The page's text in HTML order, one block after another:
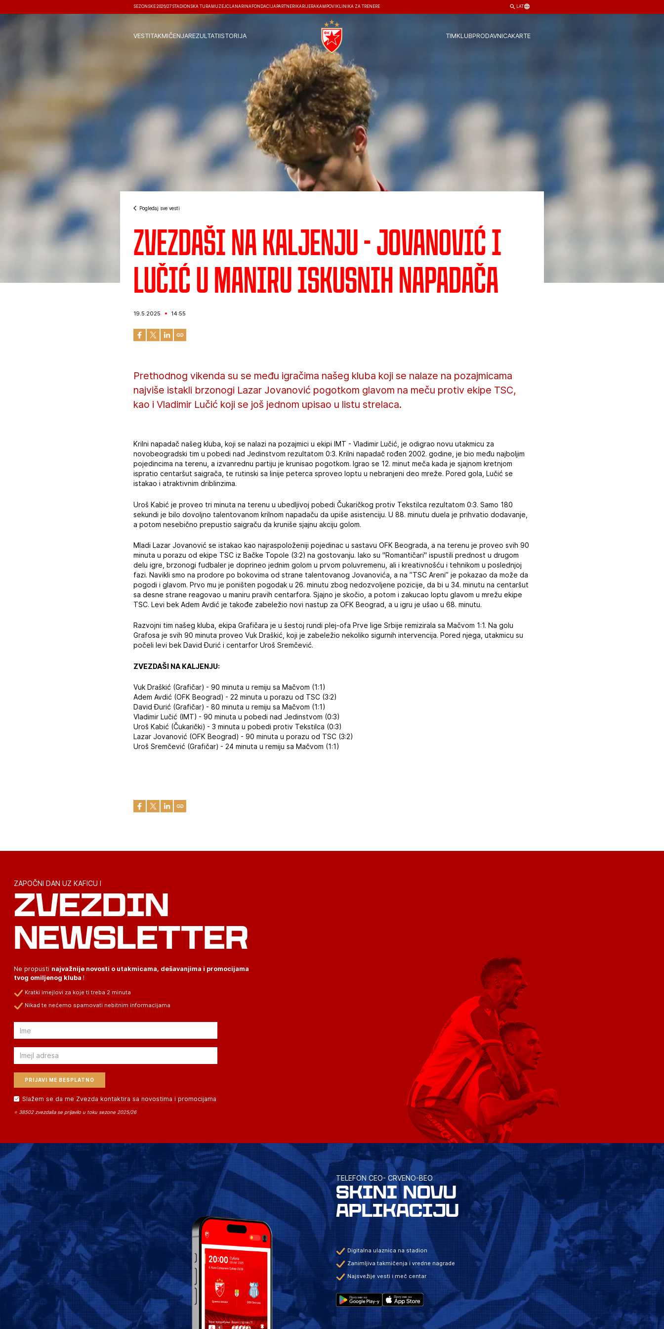
SEZONSKE 2026/27 STADIONSKA TURA MUZEJČLANARINA FONDACIJA PARTNERI KARIJERA KAMPOVI KLINIKA ZA TRENERE LAT
VESTITAKMIČENJAREZULTATIISTORIJA TIMKLUBPRODAVNICAKARTE
Pogledaj sve vesti
Zvezdaši na kaljenju - Jovanović i
Lučić u maniru iskusnih napadača
19.5.2025 14:55
Prethodnog vikenda su se među igračima našeg kluba koji se nalaze na pozajmicama
najviše istakli brzonogi Lazar Jovanović pogotkom glavom na meču protiv ekipe TSC,
kao i Vladimir Lučić koji se još jednom upisao u listu strelaca.
Krilni napadač našeg kluba, koji se nalazi na pozajmici u ekipi IMT - Vladimir Lučić, je odigrao novu utakmicu za
novobeogradski tim u pobedi nad Jedinstvom rezultatom 0:3. Krilni napadač rođen 2002. godine, je bio među najboljim
pojedincima na terenu, a izvanrednu partiju je krunisao pogotkom. Igrao se 12. minut meča kada je sjajnom kretnjom
ispratio centaršut saigrača, te rutinski sa linije peterca sproveo loptu u nebranjeni deo mreže. Pored gola, Lučić se
istakao i atraktivnim driblinzima.
Uroš Kabić je proveo tri minuta na terenu u ubedljivoj pobedi Čukaričkog protiv Tekstilca rezultatom 0:3. Samo 180
sekundi je bilo dovoljno talentovanom krilnom napadaču da upiše asistenciju. U 88. minutu duela je prihvatio dodavanje,
a potom nesebično prepustio saigraču da kruniše sjajnu akciju golom.
Mladi Lazar Jovanović se istakao kao najraspoloženiji pojedinac u sastavu OFK Beograda, a na terenu je proveo svih 90
minuta u porazu od ekipe TSC iz Bačke Topole (3:2) na gostovanju. Iako su "Romantičari" ispustili prednost u drugom
delu igre, brzonogi fudbaler je doprineo jednim golom u prvom poluvremenu, ali i kreativnošću i tehnikom u poslednjoj
fazi. Navikli smo na prodore po bokovima od strane talentovanog Jovanovića, a na ”TSC Areni” je pokazao da može da
pogodi i glavom. Prvo mu je poništen pogodak u 26. minutu zbog nedozvoljene pozicije, da bi u 34. minutu na centaršut
sa desne strane reagovao u maniru pravih centarfora. Sjajno je skočio, a potom i zakucao loptu glavom u mrežu ekipe
TSC. Levi bek Adem Avdić je takođe zabeležio novi nastup za OFK Beograd, a u igru je ušao u 68. minutu.
Razvojni tim našeg kluba, ekipa Grafičara je u šestoj rundi plej-ofa Prve lige Srbije remizirala sa Mačvom 1:1. Na golu
Grafosa je svih 90 minuta proveo Vuk Draškić, koji je zabeležio nekoliko sigurnih intervencija. Pored njega, utakmicu su
počeli levi bek David Đurić i centarfor Uroš Sremčević.
ZVEZDAŠI NA KALJENJU:
Vuk Draškić (Grafičar) - 90 minuta u remiju sa Mačvom (1:1)
Adem Avdić (OFK Beograd) - 22 minuta u porazu od TSC (3:2)
David Đurić (Grafičar) - 80 minuta u remiju sa Mačvom (1:1)
Vladimir Lučić (IMT) - 90 minuta u pobedi nad Jedinstvom (0:3)
Uroš Kabić (Čukarički) - 3 minuta u pobedi protiv Tekstilca (0:3)
Lazar Jovanović (OFK Beograd) - 90 minuta u porazu od TSC (3:2)
Uroš Sremčević (Grafičar) - 24 minuta u remiju sa Mačvom (1:1)
ZAPOČNI DAN UZ KAFICU I
ZVEZDIN
NEWSLETTER
Ne propusti najvažnije novosti o utakmicama, dešavanjima i promocijama
tvog omiljenog kluba !
Kratki imejlovi za koje ti treba 2 minuta
Nikad te nećemo spamovati nebitnim informacijama
Email
Email
Slažem se da me Zvezda kontaktira sa novostima i promocijama
⭐ 38502 zvezdaša se prijavilo u toku sezone 2025/26
TELEFON CEO- CRVENO-BEO
SKINI NOVU
APLIKACIJU
Digitalna ulaznica na stadion
Zanimljiva takmičenja i vredne nagrade
Najsvežije vesti i meč centar